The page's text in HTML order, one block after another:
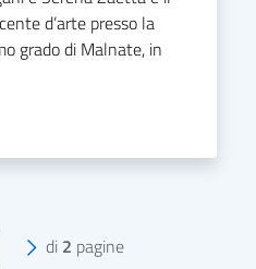
d’arte presso la
grado di Malnate, in
Pagina successiva
di 2 pagine